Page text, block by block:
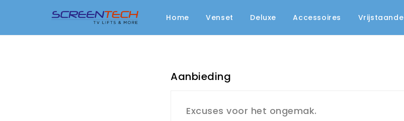
Home Venset Deluxe Accessoires Vrijstaande
Aanbieding
Excuses voor het ongemak.